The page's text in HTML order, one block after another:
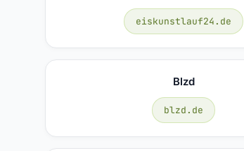
eiskunstlauf24.de
Blzd
blzd.de